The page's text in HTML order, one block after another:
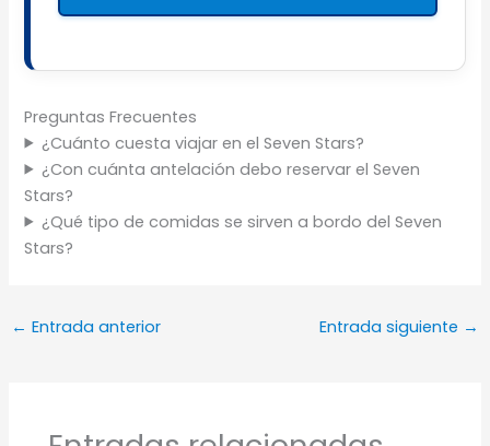
Preguntas Frecuentes
¿Cuánto cuesta viajar en el Seven Stars?
¿Con cuánta antelación debo reservar el Seven
Stars?
¿Qué tipo de comidas se sirven a bordo del Seven
Stars?
← Entrada anterior Entrada siguiente →